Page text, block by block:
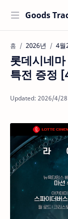
홈 2026년 4월
롯데시네
특전 증정